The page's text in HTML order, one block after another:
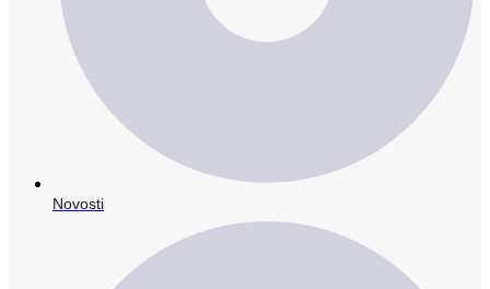
Novosti